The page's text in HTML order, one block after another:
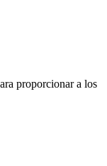
proporcionar a los